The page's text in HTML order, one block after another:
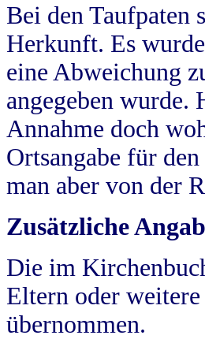
Bei den Taufpaten
Herkunft. Es
eine Abweichung
angegeben wurde.
Annahme doch
Ortsangabe für
man aber von der
Zusätzliche
Die im
Eltern oder
übernommen.